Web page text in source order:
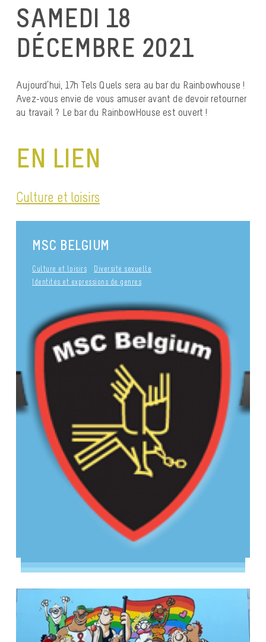
SAMEDI 18
DÉCEMBRE 2021
Aujourd’hui, 17h Tels Quels sera au bar du Rainbowhouse !
Avez-vous envie de vous amuser avant de devoir retourner
au travail ? Le bar du RainbowHouse est ouvert !
EN LIEN
Culture et loisirs
MSC BELGIUM
Culture et loisirs
Diversité sexuelle
Identités et expressions de genres